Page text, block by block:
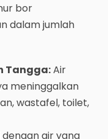
bor
dalam jumlah
Tangga:Air
meninggalkan
wastafel, toilet,
air yang